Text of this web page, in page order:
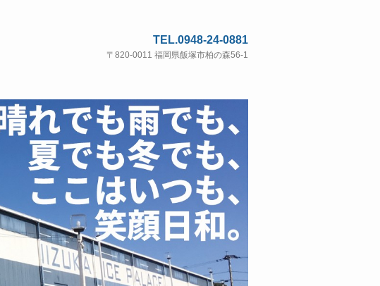
TEL.0948-24-0881
〒820-0011 福岡県飯塚市柏の森56-1